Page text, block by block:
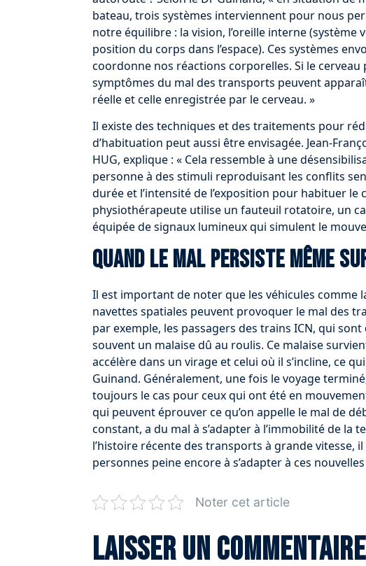
bateau, trois systèmes interviennent pour nous
notre équilibre : la vision, l’oreille interne
position du corps dans l’espace). Ces systèmes
coordonne nos réactions corporelles. Si le
symptômes du mal des transports peuvent
réelle et celle enregistrée par le cerveau. »
Il existe des techniques et des traitements pour
d’habituation peut aussi être envisagée. Jean-
HUG, explique : « Cela ressemble à une
personne à des stimuli reproduisant les conflits
durée et l’intensité de l’exposition pour habituer le
physiothérapeute utilise un fauteuil rotatoire, un
équipée de signaux lumineux qui simulent le
Quand le mal persiste même
Il est important de noter que les véhicules comme
navettes spatiales peuvent provoquer le mal des
par exemple, les passagers des trains ICN, qui
souvent un malaise dû au roulis. Ce malaise
accélère dans un virage et celui où il s’incline, ce
Guinand. Généralement, une fois le voyage
toujours le cas pour ceux qui ont été en
qui peuvent éprouver ce qu’on appelle le mal de
constant, a du mal à s’adapter à l’immobilité de la
l’histoire récente des transports à grande vitesse,
personnes peine encore à s’adapter à ces
Noter cet article
Laisser un commentaire